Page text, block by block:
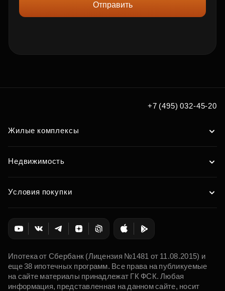
Отправить
+7 (495) 032-45-20
Жилые комплексы
Недвижимость
Условия покупки
Ипотека от Сбербанк (Лицензия №1481 от 11.08.2015) и
еще 38 ипотечных программ. Все права на публикуемые
на сайте материалы принадлежат ГК ФСК. Любая
информация, представленная на данном сайте, носит